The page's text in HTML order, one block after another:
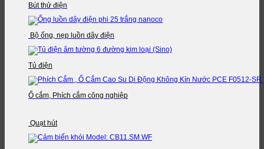
Bút thử điện
Bộ ống, nẹp luồn dây điện
Tủ điện
Ổ cắm, Phích cắm công nghiệp
Quạt hút